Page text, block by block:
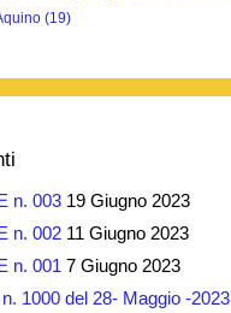
(19)
n. 003 19 Giugno 2023
n. 002 11 Giugno 2023
n. 001 7 Giugno 2023
1000 del 28- Maggio -2023